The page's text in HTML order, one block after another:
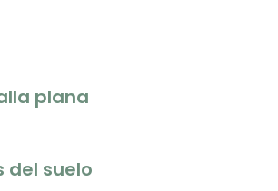
plana
del suelo